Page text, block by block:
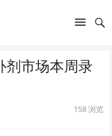
剂市场本周录
158浏览